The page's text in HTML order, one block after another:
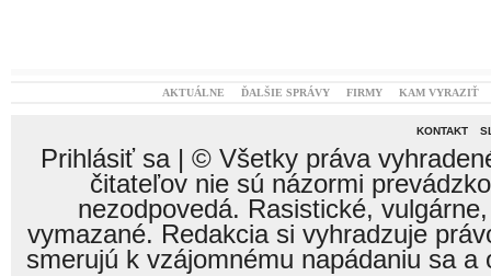
AKTUÁLNE ĎALŠIE SPRÁVY FIRMY KAM VYRAZIŤ
KONTAKT
Prihlásiť sa| © Všetky práva
čitateľov nie sú názormi
nezodpovedá. Rasistické,
vymazané. Redakcia si vyhradzuje
smerujú k vzájomnému napádaniu sa